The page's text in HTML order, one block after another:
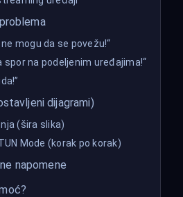
mogu da se povežu!“
spor na podeljenim uređajima!“
dijagrami)
(šira slika)
Mode (korak po korak)
napomene